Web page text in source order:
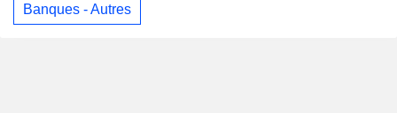
Banques - Autres